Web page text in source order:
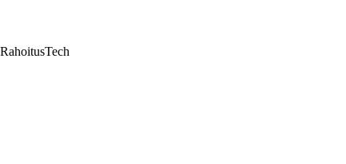
RahoitusTech